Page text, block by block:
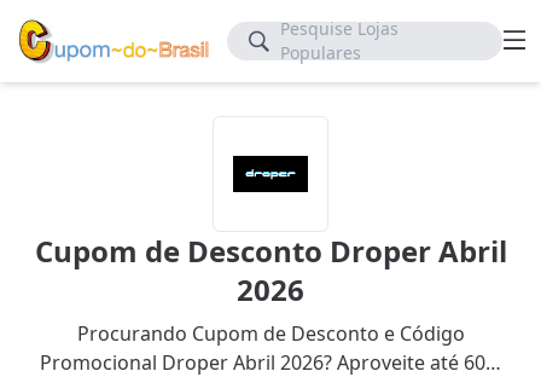
Pesquise Lojas
Populares
Cupom de Desconto Droper Abril
2026
Procurando Cupom de Desconto e Código
Promocional Droper Abril 2026? Aproveite até 60%